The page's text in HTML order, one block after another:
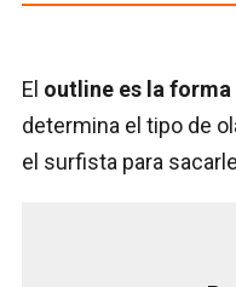
El outline es la
determina el tipo de
el surfista para